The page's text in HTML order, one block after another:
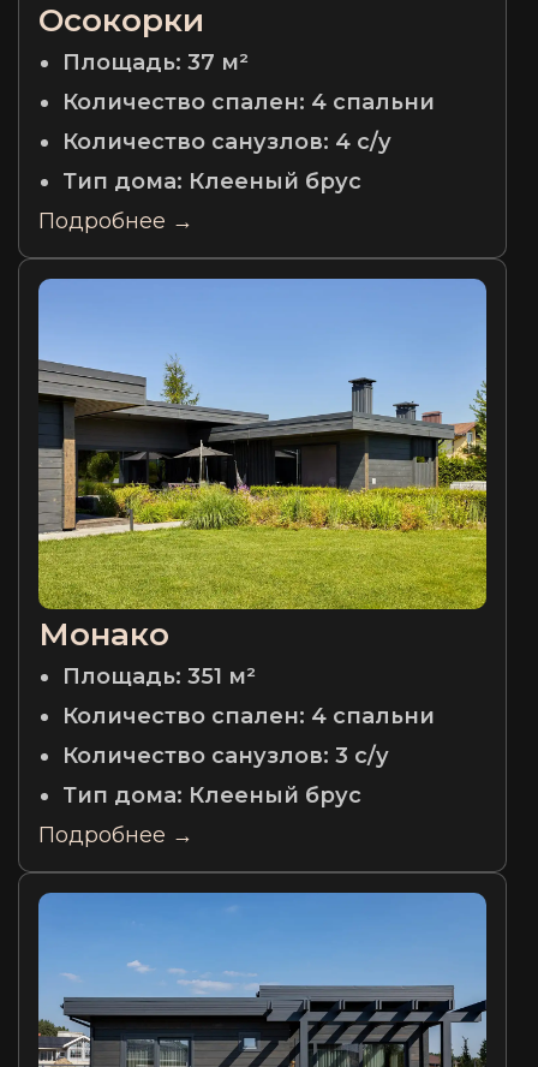
Осокорки
Площадь: 37 м²
Количество спален: 4 спальни
Количество санузлов: 4 с/у
Тип дома: Клееный брус
Подробнее →
Монако
Площадь: 351 м²
Количество спален: 4 спальни
Количество санузлов: 3 с/у
Тип дома: Клееный брус
Подробнее →